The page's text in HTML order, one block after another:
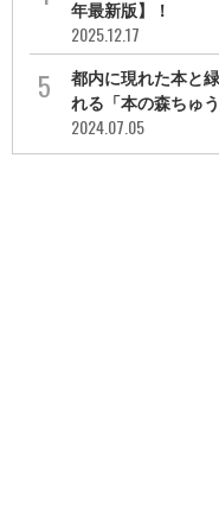
年最新版】！
2025.12.17
都内に現れた本と
れる「本の森ちゅ
2024.07.05